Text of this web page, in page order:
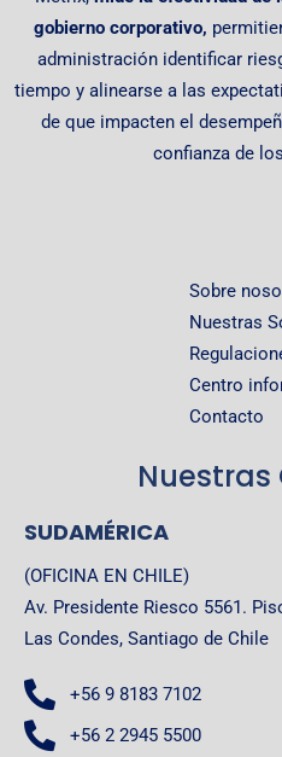
gobierno corporativo,
administración identificar
tiempo y alinearse a las
de que impacten el
confianza de
Sobre
Nuestras
Centro
Contacto
Nuestras
SUDAMÉRICA
(OFICINA EN CHILE)
Av. Presidente Riesco 5561.
Las Condes, Santiago de Chile
+56 9 8183 7102
+56 2 2945 5500